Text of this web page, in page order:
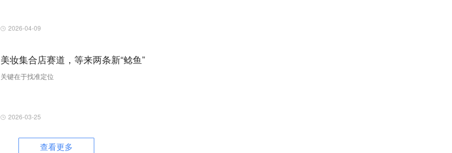
2026-04-09
美妆集合店赛道，等来两条新“鲶鱼”
关键在于找准定位
2026-03-25
查看更多